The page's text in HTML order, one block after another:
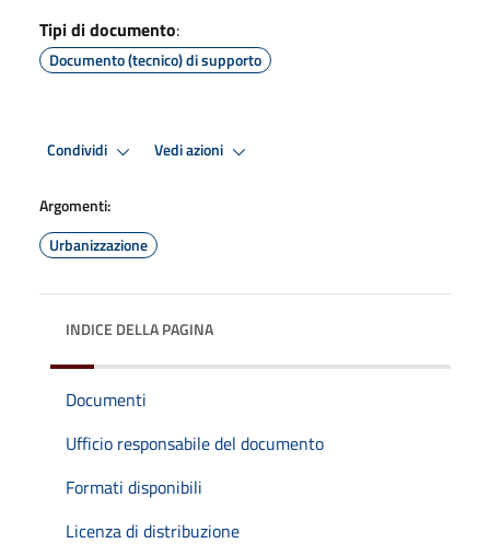
Tipi di documento:
Documento (tecnico) di supporto
Condividi Vedi azioni
Argomenti:
Urbanizzazione
INDICE DELLA PAGINA
Documenti
Ufficio responsabile del documento
Formati disponibili
Licenza di distribuzione